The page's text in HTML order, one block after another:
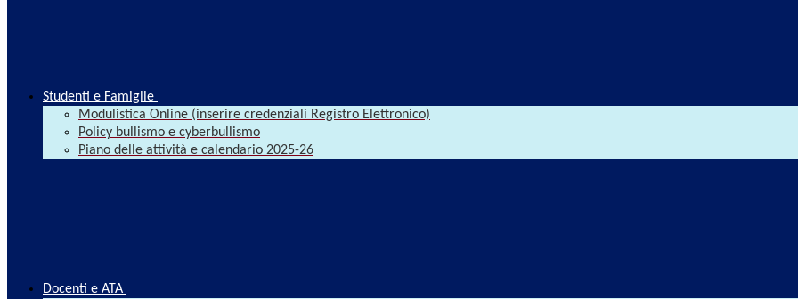
Studenti e Famiglie
Modulistica Online (inserire credenziali Registro Elettronico)
Policy bullismo e cyberbullismo
Piano delle attività e calendario 2025-26
Docenti e ATA